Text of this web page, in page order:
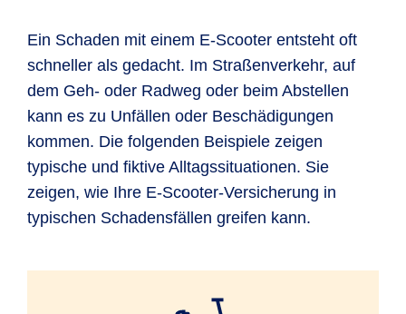
Ein Schaden mit einem E-Scooter entsteht oft
schneller als gedacht. Im Straßenverkehr, auf
dem Geh- oder Radweg oder beim Abstellen
kann es zu Unfällen oder Beschädigungen
kommen. Die folgenden Beispiele zeigen
typische und fiktive Alltagssituationen. Sie
zeigen, wie Ihre E-Scooter-Versicherung in
typischen Schadensfällen greifen kann.